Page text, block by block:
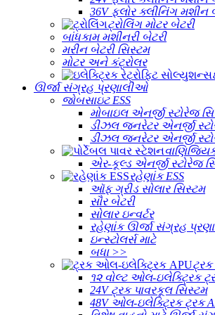
36V ફ્લોર ક્લીનિંગ મશીન
ટ્રોલિંગ મોટર બેટરી
બાંધકામ મશીનરી બેટરી
મરીન બેટરી સિસ્ટમ
મોટર અને કંટ્રોલર
ઊર્જા સંગ્રહ પ્રણાલીઓ
જોબસાઇટ ESS
મોબાઇલ એનર્જી સ્ટોરેજ
ડીઝલ જનરેટર એનર્જી
ડીઝલ જનરેટર એનર્જી
એર-કૂલ્ડ એનર્જી સ્ટોરેજ
રહેણાંક ESS
ઑફ ગ્રીડ સોલાર સિસ્ટમ
સૌર બેટરી
સોલાર ઇન્વર્ટર
રહેણાંક ઊર્જા સંગ્રહ
ઇન્સ્ટોલર્સ માટે
બધા >>
૧૨ વોલ્ટ ઓલ-ઇલેક્ટ્રિક
24V ટ્રક પાવરકૂલ સિસ્ટમ
48V ઓલ-ઇલેક્ટ્રિક ટ્રક